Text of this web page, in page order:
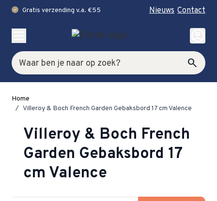
check Gratis verzending v.a. €55 Nieuws Contact
Zoek search
account_circle
Home
/ Villeroy & Boch French Garden Gebaksbord 17 cm Valence
Villeroy & Boch French
Garden Gebaksbord 17
cm Valence